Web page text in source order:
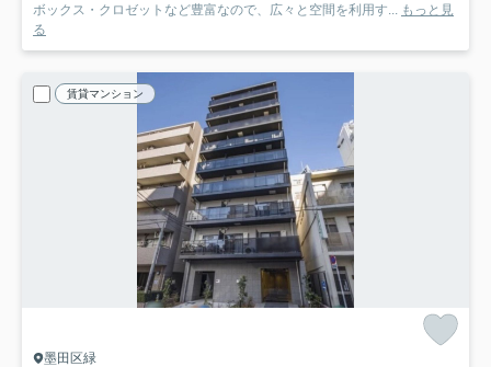
ボックス・クロゼットなど豊富なので、広々と空間を利用す...
もっと見
る
賃貸マンション
墨田区緑